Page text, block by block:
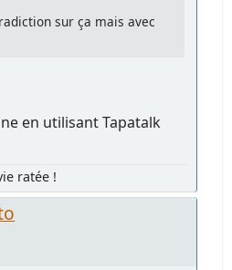
sur ça mais avec
en utilisant Tapatalk
ratée !